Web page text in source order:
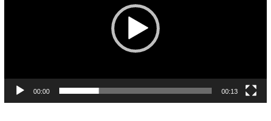
00:00 00:13